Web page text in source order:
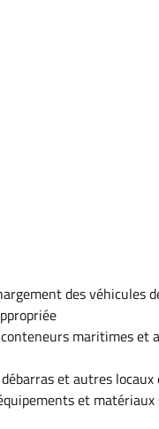
des véhicules
maritimes et
et autres
et